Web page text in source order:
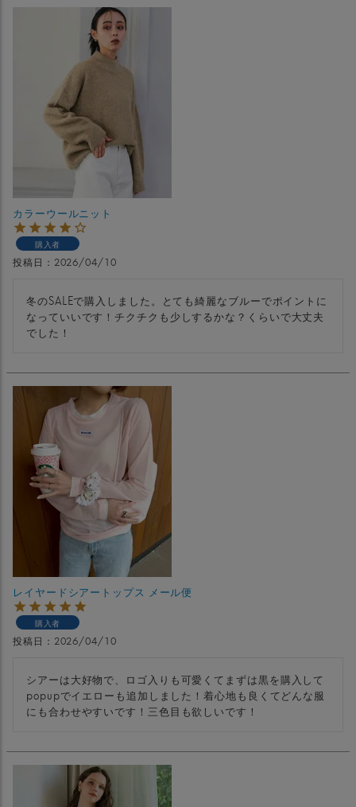
カラーウールニット
購入者
投稿日 2026/04/10
冬のSALEで購入しました。とても綺麗なブルーでポイントに
なっていいです！チクチクも少しするかな？くらいで大丈夫
でした！
レイヤードシアートップス メール便
購入者
投稿日 2026/04/10
シアーは大好物で、ロゴ入りも可愛くてまずは黒を購入して
popupでイエローも追加しました！着心地も良くてどんな服
にも合わせやすいです！三色目も欲しいです！